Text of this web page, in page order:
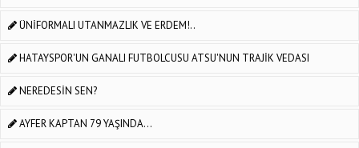
ÜNİFORMALI UTANMAZLIK VE ERDEM!..
HATAYSPOR'UN GANALI FUTBOLCUSU ATSU'NUN TRAJİK VEDASI
NEREDESİN SEN?
AYFER KAPTAN 79 YAŞINDA...